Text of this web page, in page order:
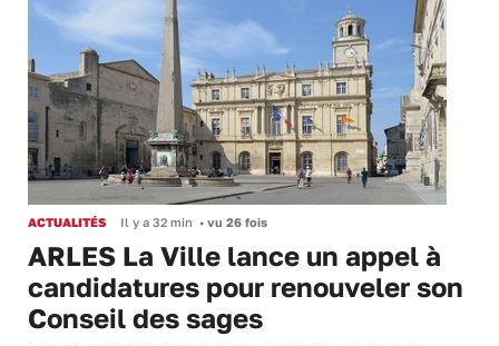
ACTUALITÉS Il y a 32 min • vu 26 fois
ARLES La Ville lance un appel à
candidatures pour renouveler son
Conseil des sages